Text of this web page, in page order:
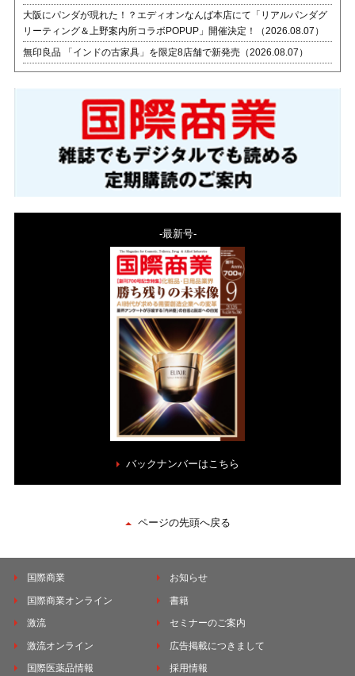
大阪にパンダが現れた！？エディオンなんば本店にて「リアルパンダグ
リーティング＆上野案内所コラボPOPUP」開催決定！（2026.08.07）
無印良品 「インドの古家具」を限定8店舗で新発売（2026.08.07）
-最新号-
バックナンバーはこちら
ページの先頭へ戻る
国際商業
国際商業オンライン
激流
激流オンライン
国際医薬品情報
お知らせ
書籍
セミナーのご案内
広告掲載につきまして
採用情報